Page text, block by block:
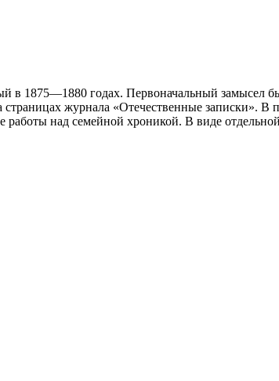
1875—1880 годах. Первоначальный замысел
журнала «Отечественные записки». В
работы над семейной хроникой. В виде